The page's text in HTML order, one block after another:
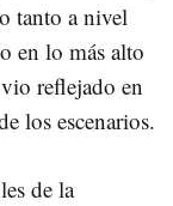
tanto a nivel
en lo más alto
reflejado en
los escenarios.
de la